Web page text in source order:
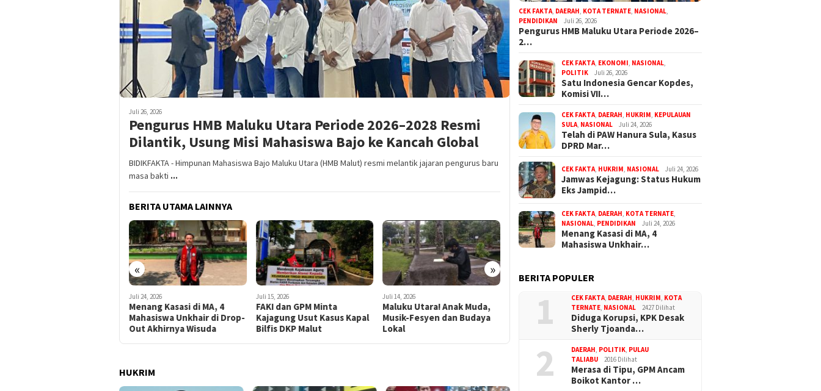
Juli 26, 2026
Pengurus HMB Maluku Utara Periode 2026–2028 Resmi
Dilantik, Usung Misi Mahasiswa Bajo ke Kancah Global
BIDIKFAKTA - Himpunan Mahasiswa Bajo Maluku Utara (HMB Malut) resmi melantik jajaran pengurus baru
masa bakti ...
BERITA UTAMA LAINNYA
« »
Juli 15, 2026
FAKI dan GPM Minta
Kajagung Usut Kasus Kapal
Bilfis DKP Malut
Juli 14, 2026
Maluku Utara! Anak Muda,
Musik-Fesyen dan Budaya
Lokal
Juli 14, 2026
Maluku Utara; Antara
Komunikasi, Budaya dan
Etnis
Proyek Rp8,8 Miliar di Malut
Mangkrak, FAKI Desak KPK
Juni 21, 2026
Petinggi Unutara Belum
Terima Surat Resmi Kasus
TPKS Kader PMII di Ternate
HUKRIM
CEK FAKTA, DAERAH, KOTA TERNATE, NASIONAL,
PENDIDIKAN
Juli 26, 2026
Pengurus HMB Maluku Utara Periode 2026–
2…
CEK FAKTA, EKONOMI, NASIONAL,
POLITIK
Juli 26, 2026
Satu Indonesia Gencar Kopdes,
Komisi VII…
CEK FAKTA, DAERAH, HUKRIM, KEPULAUAN
SULA, NASIONAL Juli 24, 2026
Telah di PAW Hanura Sula, Kasus
DPRD Mar…
CEK FAKTA, HUKRIM, NASIONAL Juli 24, 2026
Jamwas Kejagung: Status Hukum
Eks Jampid…
CEK FAKTA, DAERAH, KOTA TERNATE,
NASIONAL, PENDIDIKAN Juli 24, 2026
Menang Kasasi di MA, 4
Mahasiswa Unkhair…
BERITA POPULER
1 CEK FAKTA, DAERAH, HUKRIM, KOTA
TERNATE, NASIONAL 2427 Dilihat
Diduga Korupsi, KPK Desak
Sherly Tjoanda…
2 DAERAH, POLITIK, PULAU
TALIABU
2016 Dilihat
Merasa di Tipu, GPM Ancam
Boikot Kantor …